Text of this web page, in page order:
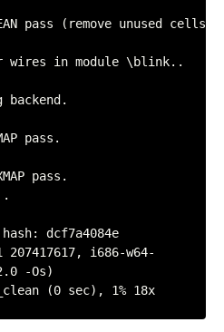
pass (remove unused cells
wires in module \blink..
pass.
pass.
dcf7a4084e
i686-w64-
-Os)
(0 sec), 1% 18x